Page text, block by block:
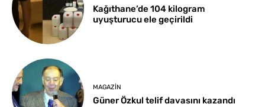
Kağıthane’de 104 kilogram
uyuşturucu ele geçirildi
MAGAZIN
Güner Özkul telif davasını kazandı